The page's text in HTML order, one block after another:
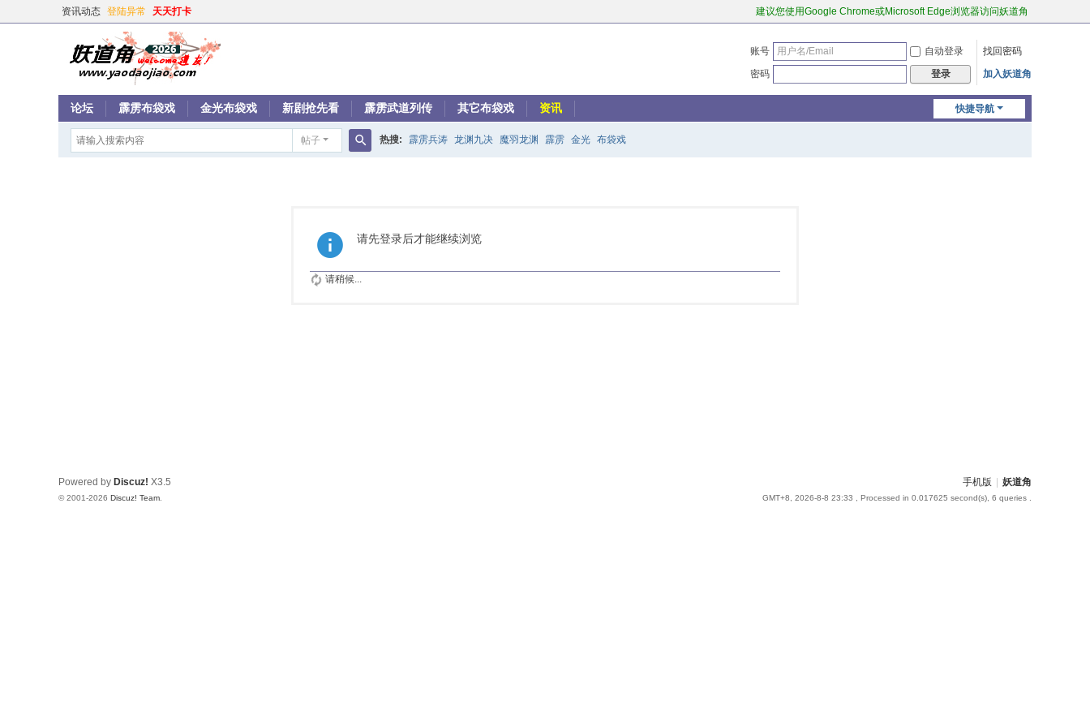
资讯动态 登陆异常 天天打卡 建议您使用Google Chrome或Microsoft Edge浏览器访问妖道角
账号 自动登录
找回密码
密码
登录 加入妖道角
快捷导航
论坛 霹雳布袋戏 金光布袋戏 新剧抢先看 霹雳武道列传 其它布袋戏 资讯
帖子 热搜: 霹雳兵涛 龙渊九决 魔羽龙渊 霹雳 金光 布袋戏
请先登录后才能继续浏览
请稍候...
手机版 妖道角
GMT+8, 2026-8-8 23:33 , Processed in 0.017625 second(s), 6 queries .
Powered by Discuz! X3.5
© 2001-2026 Discuz! Team